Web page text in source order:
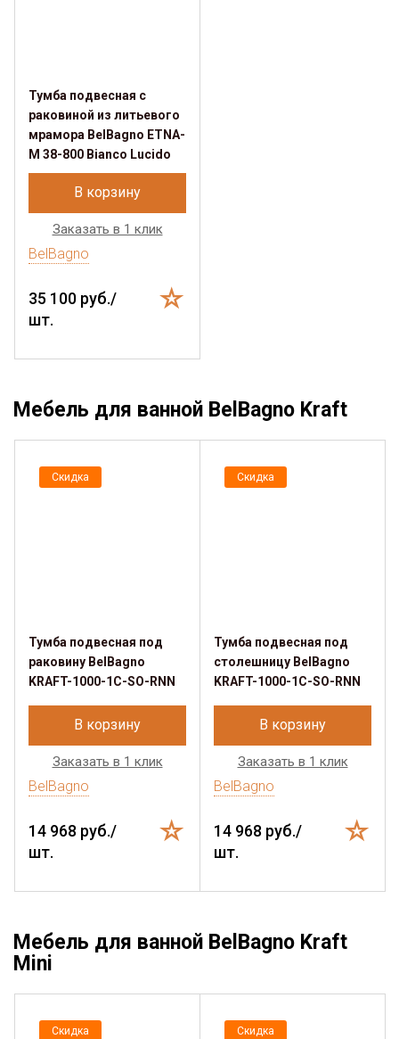
Тумба подвесная с
раковиной из литьевого
мрамора BelBagno ETNA-
M 38-800 Bianco Lucido
В корзину
Заказать в 1 клик
BelBagno
35 100 руб./
шт.
Мебель для ванной BelBagno Kraft
Скидка
Тумба подвесная под
раковину BelBagno
KRAFT-1000-1C-SO-RNN
В корзину
Заказать в 1 клик
BelBagno
14 968 руб./
шт.
Скидка
Тумба подвесная под
столешницу BelBagno
KRAFT-1000-1C-SO-RNN
В корзину
Заказать в 1 клик
BelBagno
14 968 руб./
шт.
Мебель для ванной BelBagno Kraft
Mini
Скидка Скидка